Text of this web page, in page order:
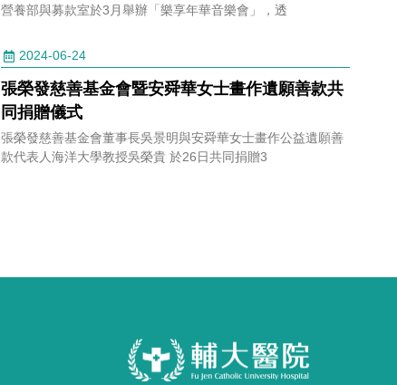
營養部與募款室於3月舉辦「樂享年華音樂會」，透
2024-06-24
張榮發慈善基金會暨安舜華女士畫作遺願善款共
同捐贈儀式
張榮發慈善基金會董事長吳景明與安舜華女士畫作公益遺願善
款代表人海洋大學教授吳榮貴 於26日共同捐贈3